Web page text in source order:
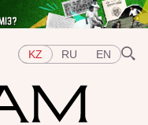
KZ RU EN